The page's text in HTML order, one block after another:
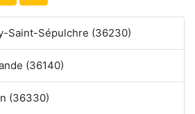
Saint-Sépulchre (36230)
(36140)
(36330)